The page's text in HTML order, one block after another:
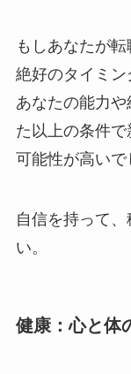
もしあなたが
絶好のタイミン
あなたの能力
た以上の条件
可能性が高いで
自信を持って
い。
健康：心と体